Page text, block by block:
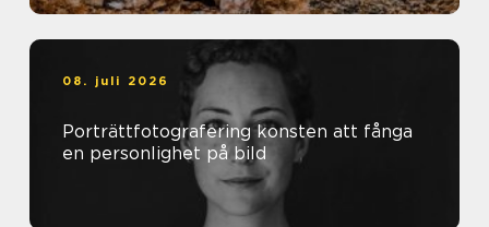
08. juli 2026
Porträttfotografering konsten att fånga
en personlighet på bild